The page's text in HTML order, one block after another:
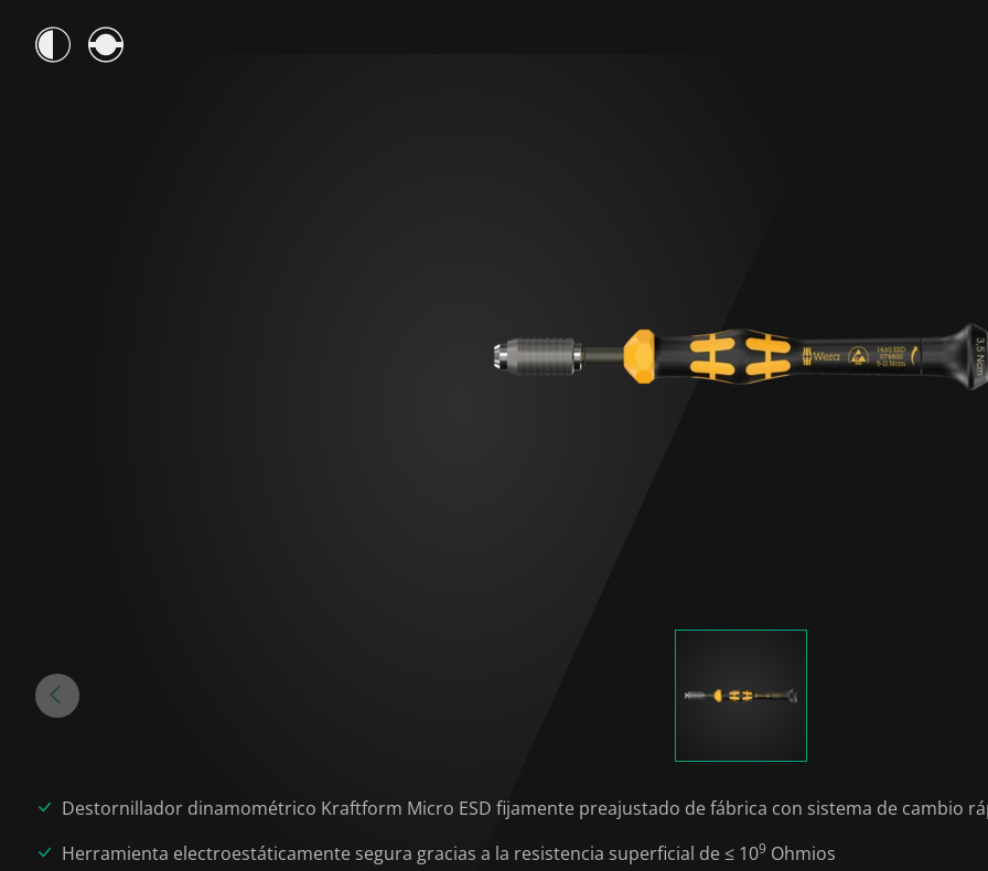
Destornillador dinamométrico Kraftform Micro ESD fijamente preajustado de fábrica con sistema de cambio
Herramienta electroestáticamente segura gracias a la resistencia superficial de ≤ 109 Ohmios